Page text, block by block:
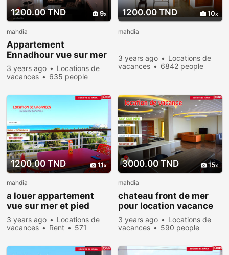
1200.00 TND 9
mahdia
Appartement
Ennadhour vue sur mer
et pieds dans l’eau
3 years ago
Locations de
vacances
635 people
1200.00 TND 10
mahdia
3 years ago
Locations de
vacances
6842 people
1200.00 TND 11
mahdia
a louer appartement
vue sur mer et pied
dans l’eau mahdia
3 years ago
Locations de
vacances
Rent
571
3000.00 TND 15
mahdia
chateau front de mer
pour location vacance
mahdia
3 years ago
Locations de
vacances
590 people